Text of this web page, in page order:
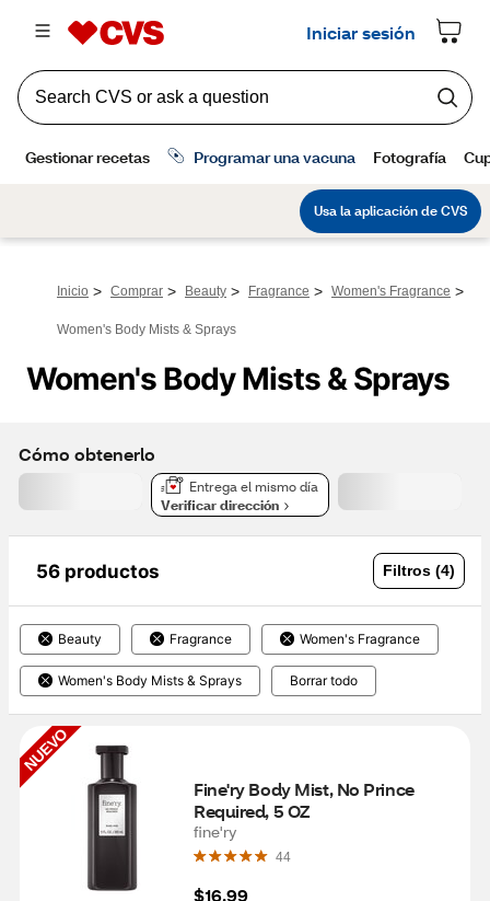
Inicio > Comprar > Beauty > Fragrance > Women's Fragrance >
Women's Body Mists & Sprays
Women's Body Mists & Sprays
Cómo obtenerlo
Entrega el mismo día
Verificar dirección
56 productos Filtros (4)
Beauty Fragrance Women's Fragrance
Women's Body Mists & Sprays​ Borrar todo
NUEVO
Fine'ry Body Mist, No Prince
Required, 5 OZ
fine'ry
44
$16.99